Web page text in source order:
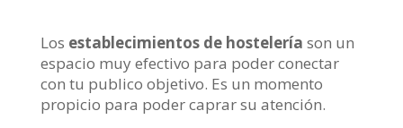
Los establecimientos de hostelería son un
espacio muy efectivo para poder conectar
con tu publico objetivo. Es un momento
propicio para poder caprar su atención.